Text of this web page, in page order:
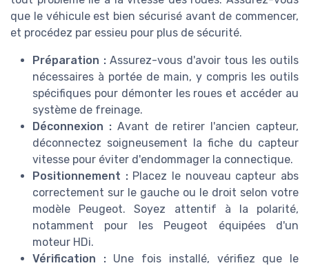
que le véhicule est bien sécurisé avant de commencer,
et procédez par essieu pour plus de sécurité.
Préparation :Assurez-vous d'avoir tous les outils
nécessaires à portée de main, y compris les outils
spécifiques pour démonter les roues et accéder au
système de freinage.
Déconnexion :Avant de retirer l'ancien capteur,
déconnectez soigneusement la fiche du capteur
vitesse pour éviter d'endommager la connectique.
Positionnement :Placez le nouveau capteur abs
correctement sur le gauche ou le droit selon votre
modèle Peugeot. Soyez attentif à la polarité,
notamment pour les Peugeot équipées d'un
moteur HDi.
Vérification :Une fois installé, vérifiez que le